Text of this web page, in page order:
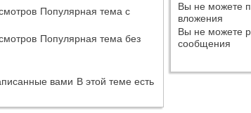
Популярная тема с
Популярная тема без
В этой теме есть
Вы не можете
вложения
Вы не можете
сообщения